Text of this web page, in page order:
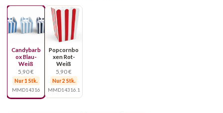
Candybarb
ox Blau-
Weiß
5,90 €
Nur 1 Stk.
MMD14316
Popcornbo
xen Rot-
Weiß
5,90 €
Nur 2 Stk.
MMD14316.1